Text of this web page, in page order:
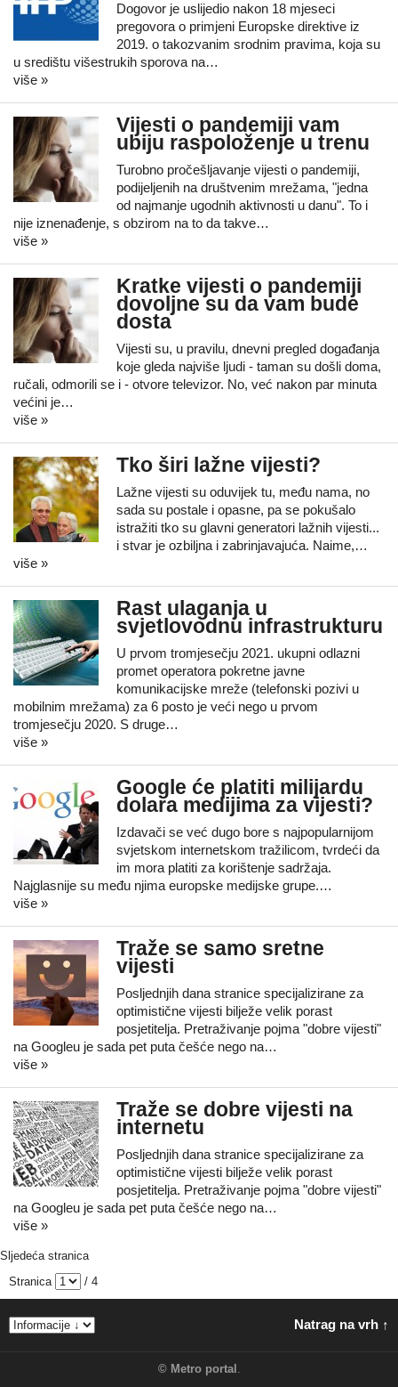
Dogovor je uslijedio nakon 18 mjeseci
pregovora o primjeni Europske direktive iz
2019. o takozvanim srodnim pravima, koja su
u središtu višestrukih sporova na…
više »
Vijesti o pandemiji vam
ubiju raspoloženje u trenu
Turobno pročešljavanje vijesti o pandemiji,
podijeljenih na društvenim mrežama, "jedna
od najmanje ugodnih aktivnosti u danu". To i
nije iznenađenje, s obzirom na to da takve…
više »
Kratke vijesti o pandemiji
dovoljne su da vam bude
dosta
Vijesti su, u pravilu, dnevni pregled događanja
koje gleda najviše ljudi - taman su došli doma,
ručali, odmorili se i - otvore televizor. No, već nakon par minuta
većini je…
više »
Tko širi lažne vijesti?
Lažne vijesti su oduvijek tu, među nama, no
sada su postale i opasne, pa se pokušalo
istražiti tko su glavni generatori lažnih vijesti...
i stvar je ozbiljna i zabrinjavajuća. Naime,…
više »
Rast ulaganja u
svjetlovodnu infrastrukturu
U prvom tromjesečju 2021. ukupni odlazni
promet operatora pokretne javne
komunikacijske mreže (telefonski pozivi u
mobilnim mrežama) za 6 posto je veći nego u prvom
tromjesečju 2020. S druge…
više »
Google će platiti milijardu
dolara medijima za vijesti?
Izdavači se već dugo bore s najpopularnijom
svjetskom internetskom tražilicom, tvrdeći da
im mora platiti za korištenje sadržaja.
Najglasnije su među njima europske medijske grupe.…
više »
Traže se samo sretne
vijesti
Posljednjih dana stranice specijalizirane za
optimistične vijesti bilježe velik porast
posjetitelja. Pretraživanje pojma "dobre vijesti"
na Googleu je sada pet puta češće nego na…
više »
Traže se dobre vijesti na
internetu
Posljednjih dana stranice specijalizirane za
optimistične vijesti bilježe velik porast
posjetitelja. Pretraživanje pojma "dobre vijesti"
na Googleu je sada pet puta češće nego na…
više »
Sljedeća stranica
Stranica
/ 4
Natrag na vrh ↑
© Metro portal .